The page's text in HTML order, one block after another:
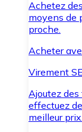
Achetez
moyens de
proche.
Acheter
Virement
Ajoutez
effectuez
meilleur prix.